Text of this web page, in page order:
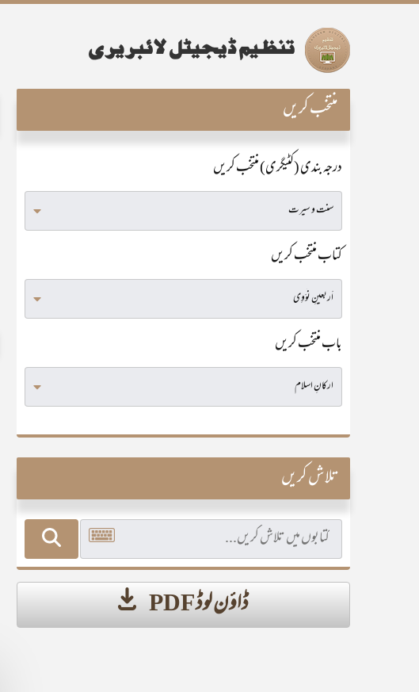
منتخب کریں
درجہ بندی (کٹیگری) منتخب کریں
کتاب منتخب کریں
باب منتخب کریں
تلاش کریں
ڈاؤن لوڈ PDF